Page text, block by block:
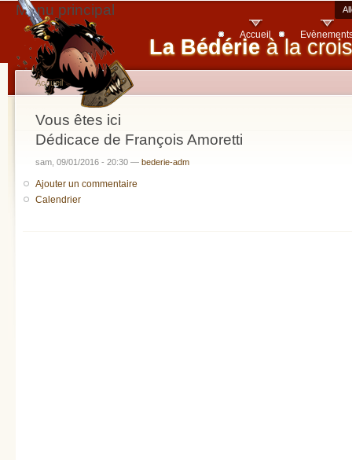
La Bédérie à la
Menu principal
Accueil
Vous êtes ici
Accueil
Dédicace de François Amoretti
sam, 09/01/2016 - 20:30 — bederie-adm
Ajouter un commentaire
Calendrier